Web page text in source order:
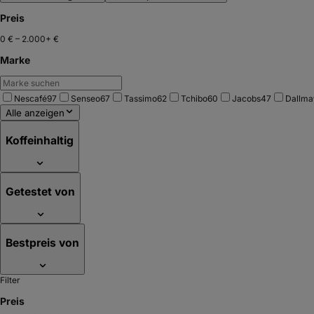
Preis
0 € – 2.000+ €
Marke
Nescafé97 Senseo67 Tassimo62 Tchibo60 Jacobs47
Alle anzeigen
Koffeinhaltig
Getestet von
Bestpreis von
Filter
Preis